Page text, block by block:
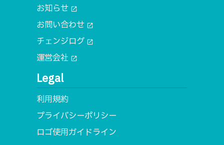
お知らせ open_in_new
お問い合わせ open_in_new
チェンジログ open_in_new
運営会社 open_in_new
Legal
利用規約
プライバシーポリシー
ロゴ使用ガイドライン